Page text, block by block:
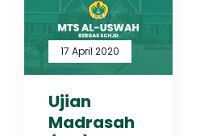
17 April 2020
Ujian
Madrasah